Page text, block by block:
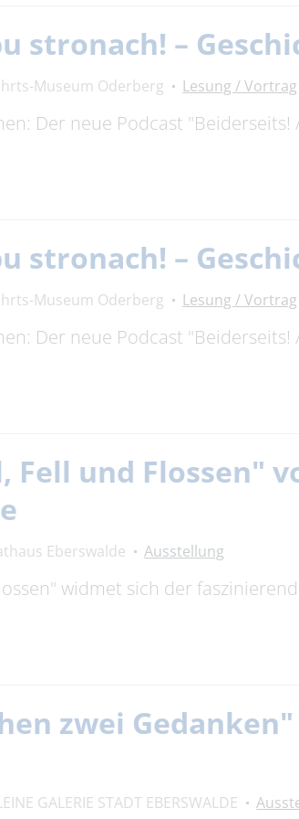
stronach! –
Museum Oderberg Lesung / Vortrag
Der neue Podcast
stronach! –
Museum Oderberg Lesung / Vortrag
Der neue Podcast
Fell und Flossen"
Eberswalde Ausstellung
widmet sich der
zwei
GALERIE STADT EBERSWALDE